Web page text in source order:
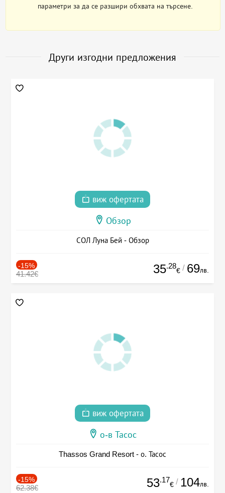
параметри за да се разшири обхвата на търсене.
Други изгодни предложения
виж офертата
Обзор
СОЛ Луна Бей - Обзор
-15%
41.42€ 35.28
€ / 69лв.
виж офертата
о-в Тасос
Thassos Grand Resort - о. Тасос
-15%
62.38€ 53.17
€ / 104лв.